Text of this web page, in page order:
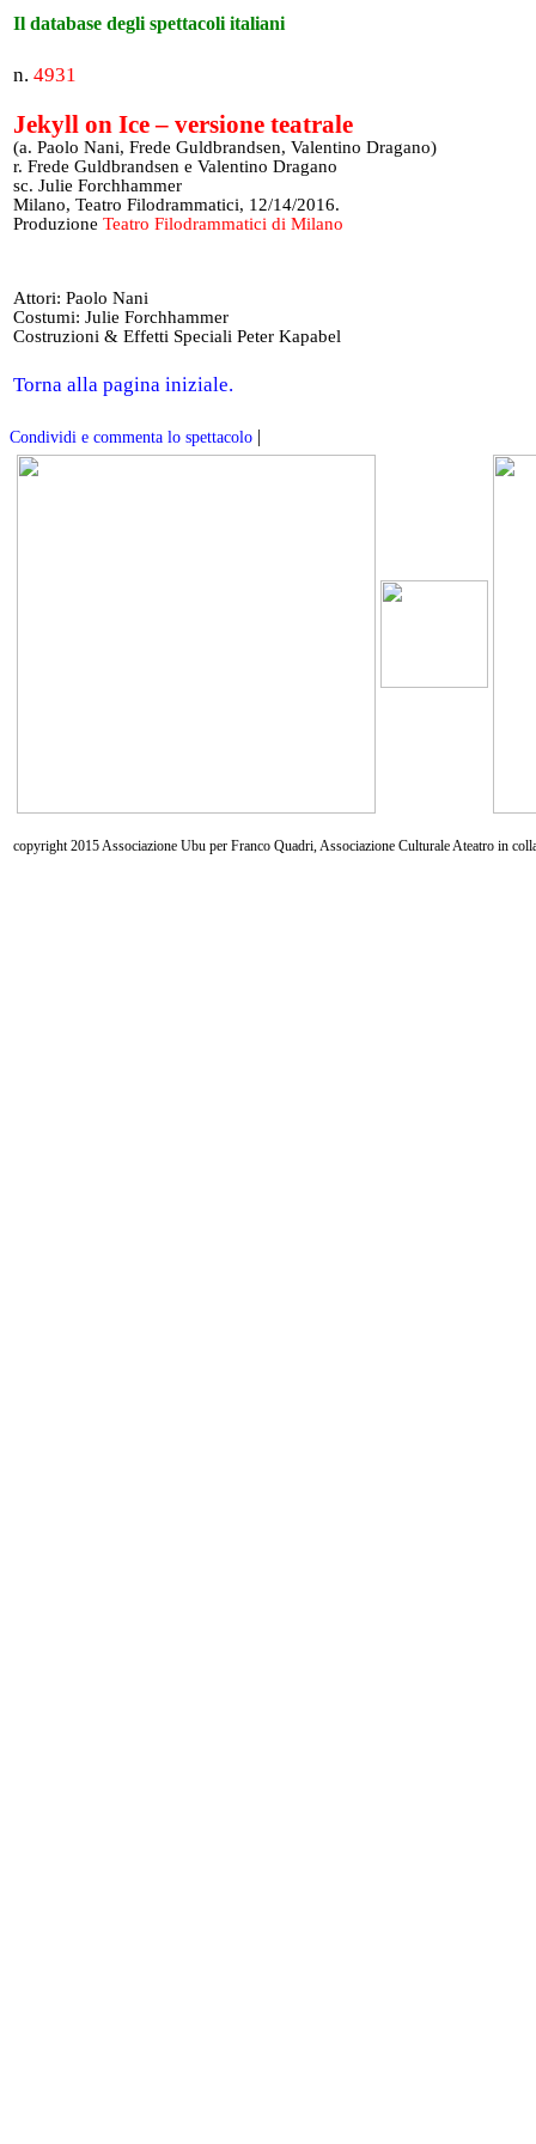
Il database degli spettacoli italiani
n. 4931
Jekyll on Ice – versione teatrale
(a. Paolo Nani, Frede Guldbrandsen, Valentino Dragano)
r. Frede Guldbrandsen e Valentino Dragano
sc. Julie Forchhammer
Milano, Teatro Filodrammatici, 12/14/2016.
Produzione Teatro Filodrammatici di Milano
Attori: Paolo Nani
Costumi: Julie Forchhammer
Costruzioni & Effetti Speciali Peter Kapabel
Torna alla pagina iniziale.
Condividi e commenta lo spettacolo |
copyright 2015 Associazione Ubu per Franco Quadri, Associazione Culturale Ateatro in